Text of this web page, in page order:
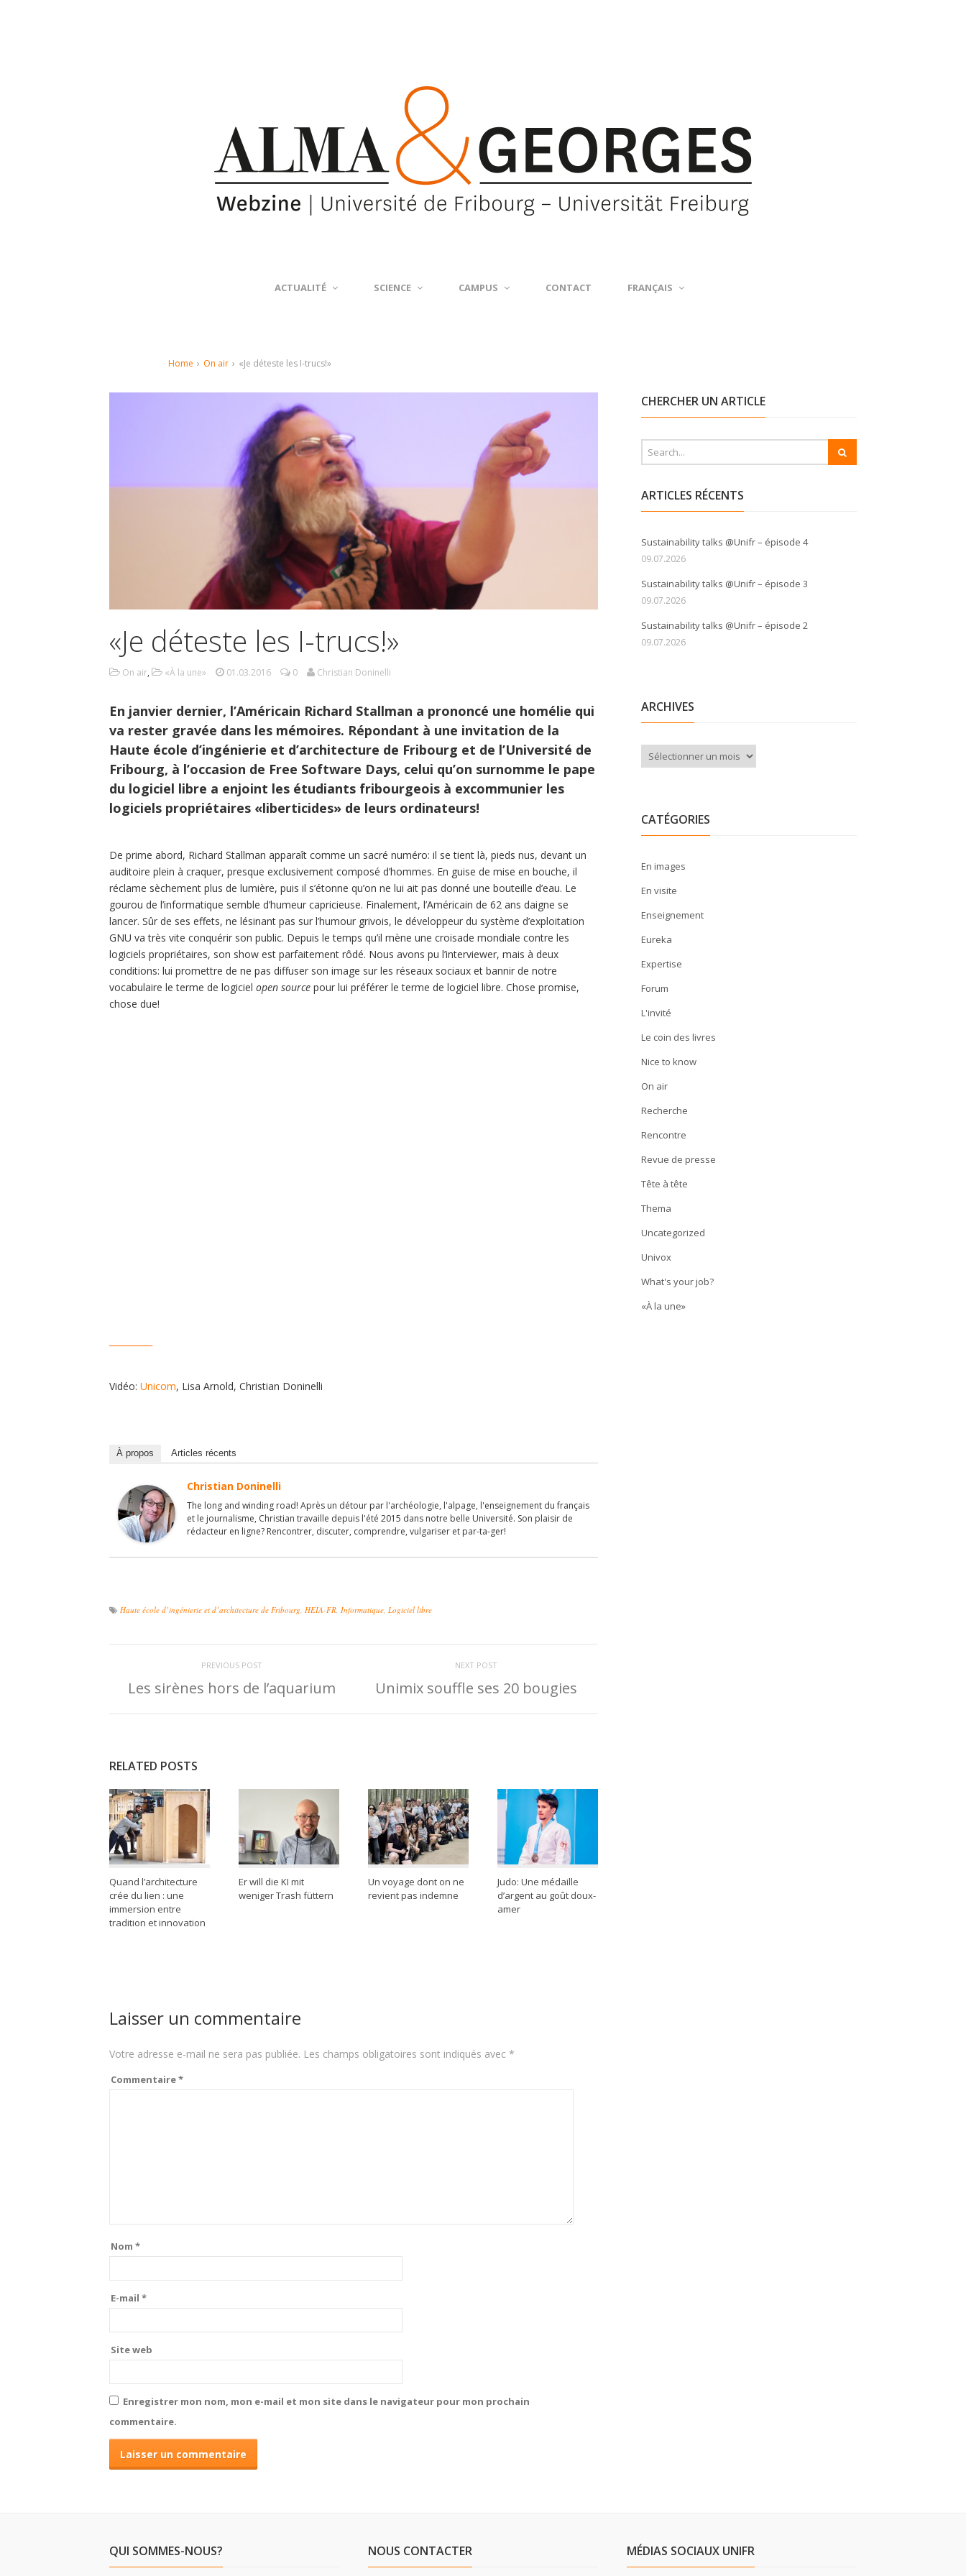
ACTUALITÉ SCIENCE CAMPUS CONTACT FRANÇAIS
Home › On air › «Je déteste les I-trucs!»
«Je déteste les I-trucs!»
On air, «À la une» 01.03.2016 0 Christian Doninelli
En janvier dernier, l’Américain Richard Stallman a prononcé une homélie qui
va rester gravée dans les mémoires. Répondant à une invitation de la
Haute école d’ingénierie et d’architecture de Fribourg et de l’Université de
Fribourg, à l’occasion de Free Software Days, celui qu’on surnomme le pape
du logiciel libre a enjoint les étudiants fribourgeois à excommunier les
logiciels propriétaires «liberticides» de leurs ordinateurs!
De prime abord, Richard Stallman apparaît comme un sacré numéro: il se tient là, pieds nus, devant un
auditoire plein à craquer, presque exclusivement composé d’hommes. En guise de mise en bouche, il
réclame sèchement plus de lumière, puis il s’étonne qu’on ne lui ait pas donné une bouteille d’eau. Le
gourou de l’informatique semble d’humeur capricieuse. Finalement, l’Américain de 62 ans daigne se
lancer. Sûr de ses effets, ne lésinant pas sur l’humour grivois, le développeur du système d’exploitation
GNU va très vite conquérir son public. Depuis le temps qu’il mène une croisade mondiale contre les
logiciels propriétaires, son show est parfaitement rôdé. Nous avons pu l’interviewer, mais à deux
conditions: lui promettre de ne pas diffuser son image sur les réseaux sociaux et bannir de notre
vocabulaire le terme de logiciel open source pour lui préférer le terme de logiciel libre. Chose promise,
chose due!
Vidéo: Unicom, Lisa Arnold, Christian Doninelli
À propos Articles récents
Christian Doninelli
The long and winding road! Après un détour par l'archéologie, l'alpage, l'enseignement du français
et le journalisme, Christian travaille depuis l'été 2015 dans notre belle Université. Son plaisir de
rédacteur en ligne? Rencontrer, discuter, comprendre, vulgariser et par-ta-ger!
Haute école d’ingénierie et d’architecture de Fribourg, HEIA-FR, Informatique, Logiciel libre
PREVIOUS POST
Les sirènes hors de l’aquarium
NEXT POST
Unimix souffle ses 20 bougies
RELATED POSTS
Quand l’architecture
crée du lien : une
immersion entre
tradition et innovation
Er will die KI mit
weniger Trash füttern
Un voyage dont on ne
revient pas indemne
Judo: Une médaille
d’argent au goût doux-
amer
Laisser un commentaire
Votre adresse e-mail ne sera pas publiée. Les champs obligatoires sont indiqués avec *
Commentaire*
Nom *
E-mail *
Site web
Enregistrer mon nom, mon e-mail et mon site dans le navigateur pour mon prochain
commentaire.
CHERCHER UN ARTICLE
ARTICLES RÉCENTS
Sustainability talks @Unifr – épisode 4
09.07.2026
Sustainability talks @Unifr – épisode 3
09.07.2026
Sustainability talks @Unifr – épisode 2
09.07.2026
ARCHIVES
Archives
CATÉGORIES
En images
En visite
Enseignement
Eureka
Expertise
Forum
L'invité
Le coin des livres
Nice to know
On air
Recherche
Rencontre
Revue de presse
Tête à tête
Thema
Uncategorized
Univox
What's your job?
«À la une»
QUI SOMMES-NOUS? NOUS CONTACTER MÉDIAS SOCIAUX UNIFR